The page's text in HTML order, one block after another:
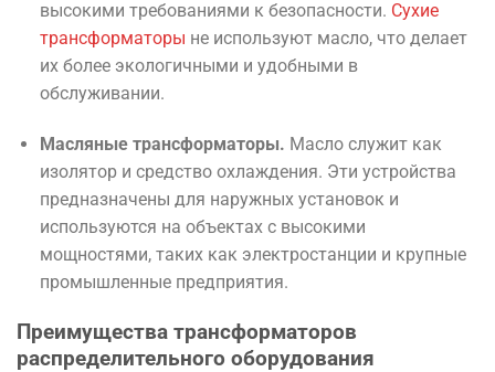
высокими требованиями к безопасности. Сухие
трансформаторы не используют масло, что делает
их более экологичными и удобными в
обслуживании.
Масляные трансформаторы. Масло служит как
изолятор и средство охлаждения. Эти устройства
предназначены для наружных установок и
используются на объектах с высокими
мощностями, таких как электростанции и крупные
промышленные предприятия.
Преимущества трансформаторов
распределительного оборудования